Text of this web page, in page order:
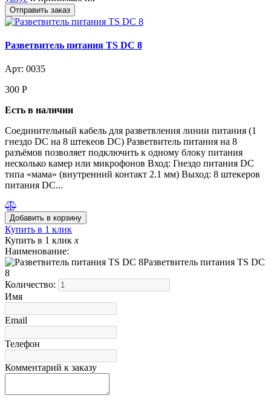
Разветвитель питания TS DC 8
Арт: 0035
300 Р
Есть в наличии
Соединительный кабель для разветвления линии питания (1
гнездо DC на 8 штекеов DC) Разветвитель питания на 8
разъёмов позволяет подключить к одному блоку питания
несколько камер или микрофонов Вход: Гнездо питания DC
типа «мама» (внутренний контакт 2.1 мм) Выход: 8 штекеров
питания DC...
Купить в 1 клик
Купить в 1 клик x
Наименование:
Разветвитель питания TS DC
8
Количество:
Имя
Email
Телефон
Комментарий к заказу